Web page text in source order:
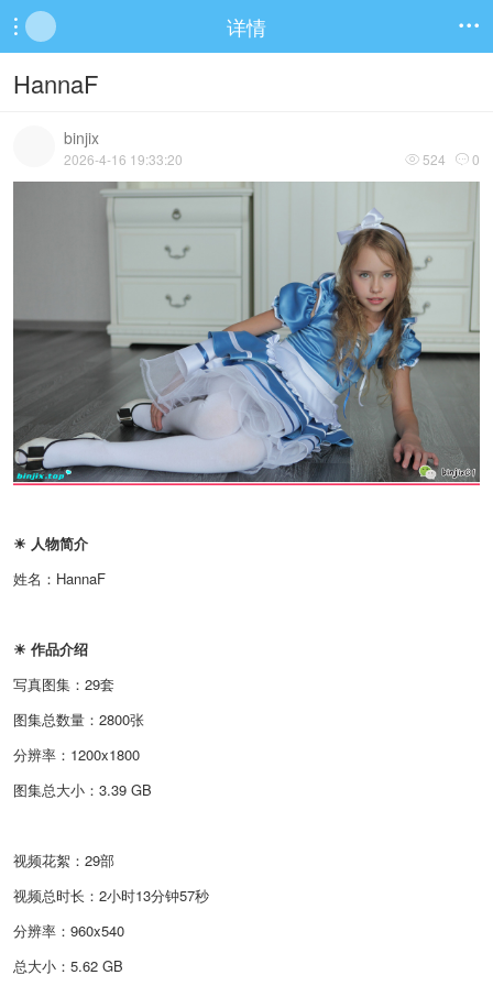
 详情 
HannaF
binjix
 524  0
2026-4-16 19:33:20
☀ 人物简介
姓名：HannaF
☀ 作品介绍
写真图集：29套
图集总数量：2800张
分辨率：1200x1800
图集总大小：3.39 GB
视频花絮：29部
视频总时长：2小时13分钟57秒
分辨率：960x540
总大小：5.62 GB